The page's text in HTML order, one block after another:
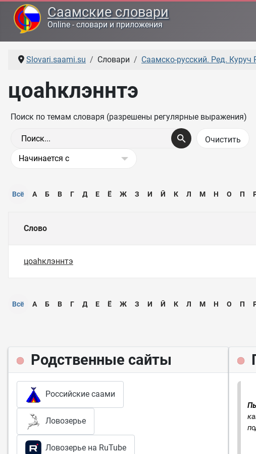
Саамские словари
Online - словари и приложения
Slovari.saami.su Словари Саамско-русский. Ред. Куруч
цоаһклэннтэ
Поиск по темам словаря (разрешены регулярные выражения)
Всё А Б В Г Д Е Ё Ж З И Ӣ К Л М Н О П
Слово
цоаһклэннтэ
Всё А Б В Г Д Е Ё Ж З И Ӣ К Л М Н О П
Родственные сайты
Российские саами
Ловозерье
Ловозерье на RuTube